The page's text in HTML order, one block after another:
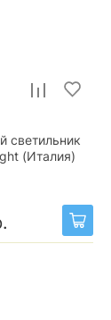
светильник
(Италия)